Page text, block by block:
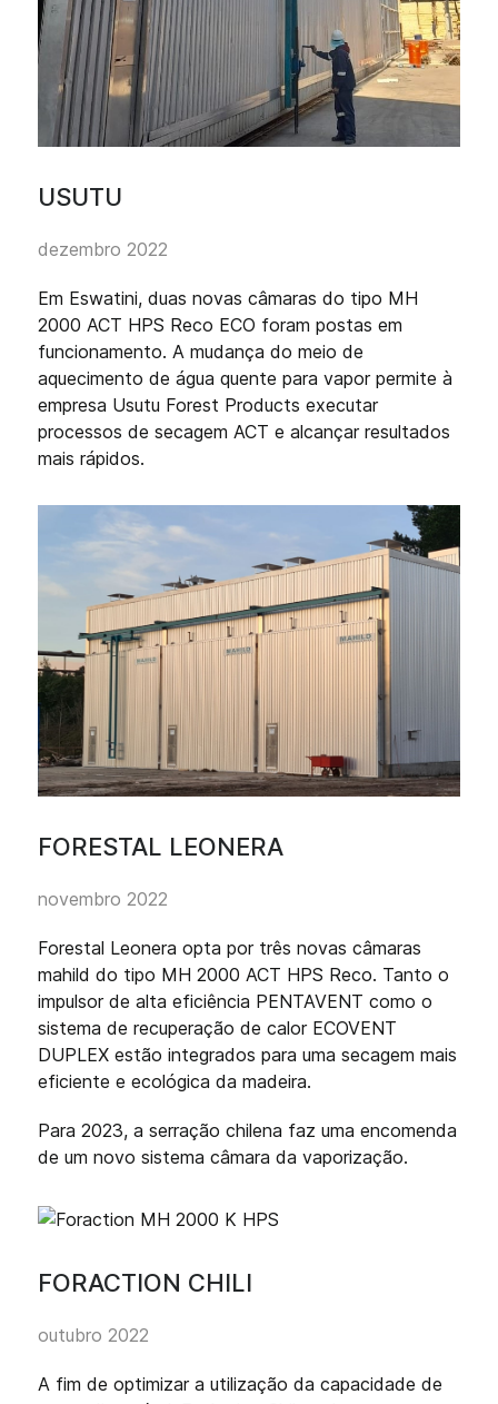
USUTU
dezembro 2022
Em Eswatini, duas novas câmaras do tipo MH
2000 ACT HPS Reco ECO foram postas em
funcionamento. A mudança do meio de
aquecimento de água quente para vapor permite à
empresa Usutu Forest Products executar
processos de secagem ACT e alcançar resultados
mais rápidos.
FORESTAL LEONERA
novembro 2022
Forestal Leonera opta por três novas câmaras
mahild do tipo MH 2000 ACT HPS Reco. Tanto o
impulsor de alta eficiência PENTAVENT como o
sistema de recuperação de calor ECOVENT
DUPLEX estão integrados para uma secagem mais
eficiente e ecológica da madeira.
Para 2023, a serração chilena faz uma encomenda
de um novo sistema câmara da vaporização.
FORACTION CHILI
outubro 2022
A fim de optimizar a utilização da capacidade de